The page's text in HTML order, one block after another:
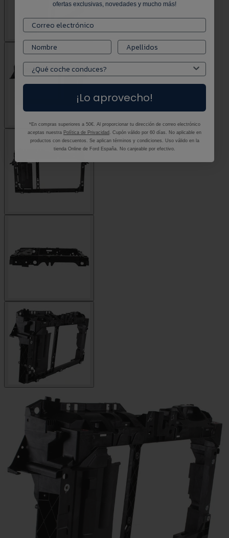
ofertas exclusivas, novedades y mucho más!
¡Lo aprovecho!
*En compras superiores a 50€. Al proporcionar tu dirección de correo electrónico
aceptas nuestra Política de Privacidad . Cupón válido por 60 días. No aplicable en
productos con descuentos. Se aplican términos y condiciones. Uso válido en la
tienda Online de Ford España. No canjeable por efectivo.